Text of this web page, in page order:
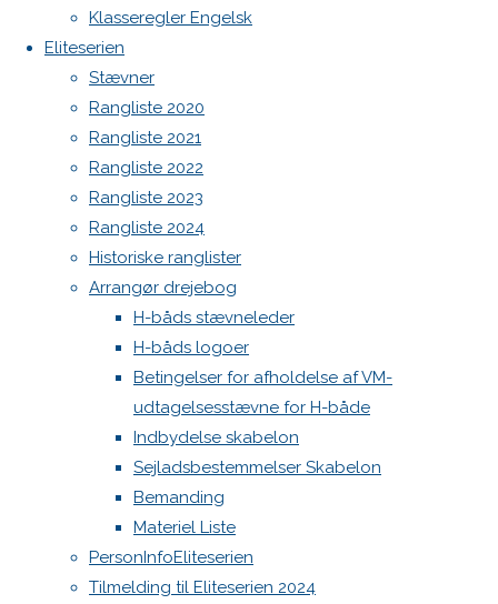
Klasseregler Engelsk
Eliteserien
Stævner
Rangliste 2020
Rangliste 2021
Rangliste 2022
Rangliste 2023
Rangliste 2024
Historiske ranglister
Arrangør drejebog
H-båds stævneleder
H-båds logoer
Betingelser for afholdelse af VM-
udtagelsesstævne for H-både
Indbydelse skabelon
Sejladsbestemmelser Skabelon
Bemanding
Materiel Liste
PersonInfoEliteserien
Tilmelding til Eliteserien 2024
og
Ranglisten
2024
Previous
image
Next
image
Skriv
et
svar
Din e-
mailadresse
North MH-6 fok i fin kapsejlads-stand sælges
Indlægsfeed
Kommentarfeed
Back
to
Top
Danske H-bådssejlere
ligaen
©Danske H-bådssejlere